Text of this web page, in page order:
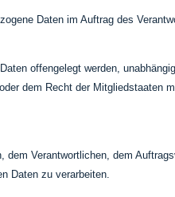
Daten im Auftrag des
offengelegt werden,
dem Recht der Mitgliedstaaten
Verantwortlichen, dem
Daten zu verarbeiten.